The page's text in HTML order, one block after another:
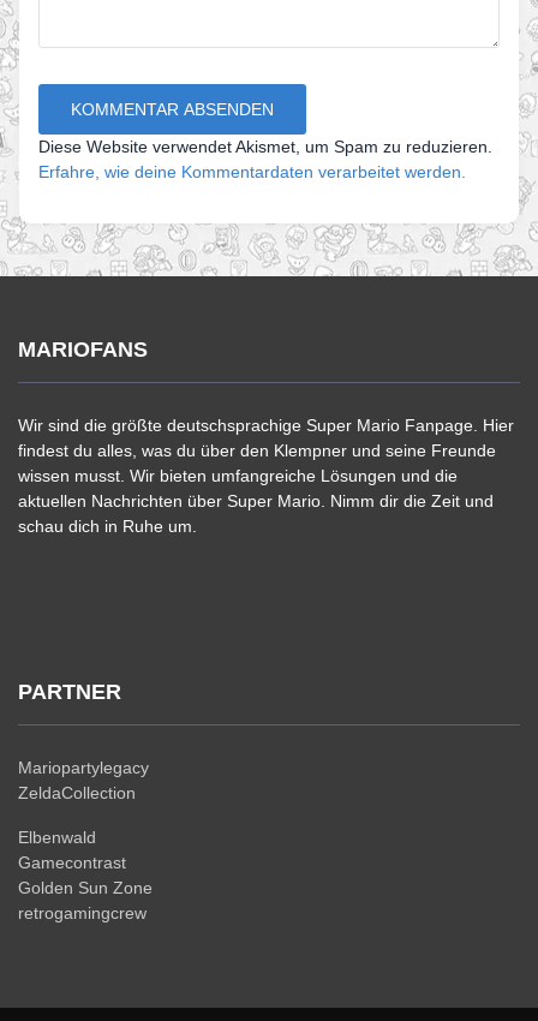
Diese Website verwendet Akismet, um Spam zu reduzieren.
Erfahre, wie deine Kommentardaten verarbeitet werden.
MARIOFANS
Wir sind die größte deutschsprachige Super Mario Fanpage. Hier
findest du alles, was du über den Klempner und seine Freunde
wissen musst. Wir bieten umfangreiche Lösungen und die
aktuellen Nachrichten über Super Mario. Nimm dir die Zeit und
schau dich in Ruhe um.
PARTNER
Mariopartylegacy
ZeldaCollection
Elbenwald
Gamecontrast
Golden Sun Zone
retrogamingcrew